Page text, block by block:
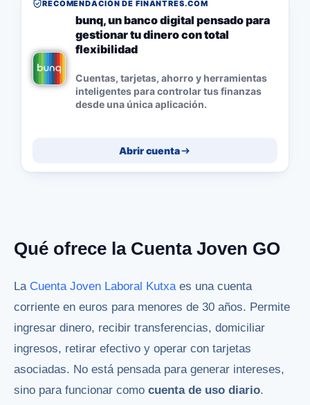
RECOMENDACIÓN DE FINANTRES.COM
bunq, un banco digital pensado para
gestionar tu dinero con total
flexibilidad
Cuentas, tarjetas, ahorro y herramientas
inteligentes para controlar tus finanzas
desde una única aplicación.
Abrir cuenta
Qué ofrece la Cuenta Joven GO
La Cuenta Joven Laboral Kutxa es una cuenta
corriente en euros para menores de 30 años. Permite
ingresar dinero, recibir transferencias, domiciliar
ingresos, retirar efectivo y operar con tarjetas
asociadas. No está pensada para generar intereses,
sino para funcionar como cuenta de uso diario.